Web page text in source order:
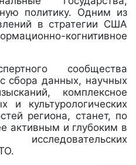
политику. Одним из
в стратегии США
когнитивное
сообщества
сбора данных, научных
комплексное
и культурологических
региона, станет, по
активным и глубоким в